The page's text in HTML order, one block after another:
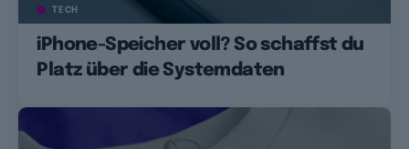
TECH
iPhone-Speicher voll? So schaffst du
Platz über die Systemdaten